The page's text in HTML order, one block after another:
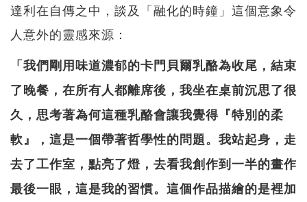
達利在自傳之中，談及「融化的時鐘」這個意象令
人意外的靈感來源：
「我們剛用味道濃郁的卡門貝爾乳酪為收尾，結束
了晚餐，在所有人都離席後，我坐在桌前沉思了很
久，思考著為何這種乳酪會讓我覺得『特別的柔
軟』，這是一個帶著哲學性的問題。我站起身，走
去了工作室，點亮了燈，去看我創作到一半的畫作
最後一眼，這是我的習慣。這個作品描繪的是裡加